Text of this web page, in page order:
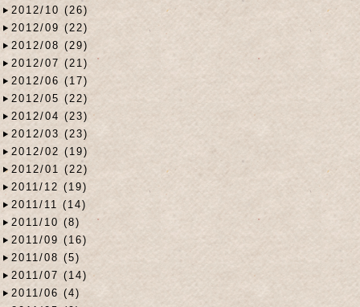
2012/10 (26)
2012/09 (22)
2012/08 (29)
2012/07 (21)
2012/06 (17)
2012/05 (22)
2012/04 (23)
2012/03 (23)
2012/02 (19)
2012/01 (22)
2011/12 (19)
2011/11 (14)
2011/10 (8)
2011/09 (16)
2011/08 (5)
2011/07 (14)
2011/06 (4)